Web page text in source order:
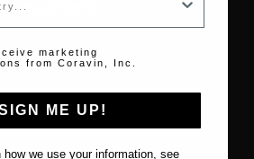
Locations
marketing
from Coravin, Inc.
ME UP!
how we use your information, see